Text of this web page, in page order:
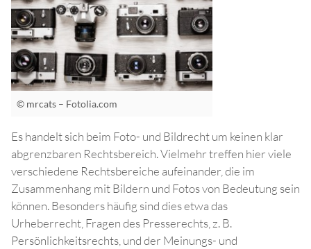
© mrcats – Fotolia.com
Es handelt sich beim Foto- und Bildrecht um keinen klar
abgrenzbaren Rechtsbereich. Vielmehr treffen hier viele
verschiedene Rechtsbereiche aufeinander, die im
Zusammenhang mit Bildern und Fotos von Bedeutung sein
können. Besonders häufig sind dies etwa das
Urheberrecht, Fragen des Presserechts, z. B.
Persönlichkeitsrechts, und der Meinungs- und